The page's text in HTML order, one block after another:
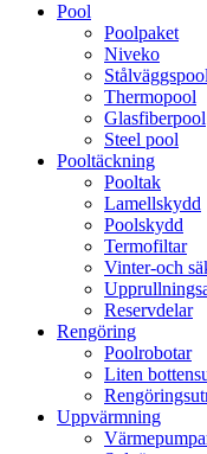
Pool
Poolpaket
Niveko
Stålväggspool
Thermopool
Glasfiberpool
Steel pool
Pooltäckning
Pooltak
Lamellskydd
Poolskydd
Termofiltar
Vinter-och
Reservdelar
Rengöring
Poolrobotar
Liten
Uppvärmning